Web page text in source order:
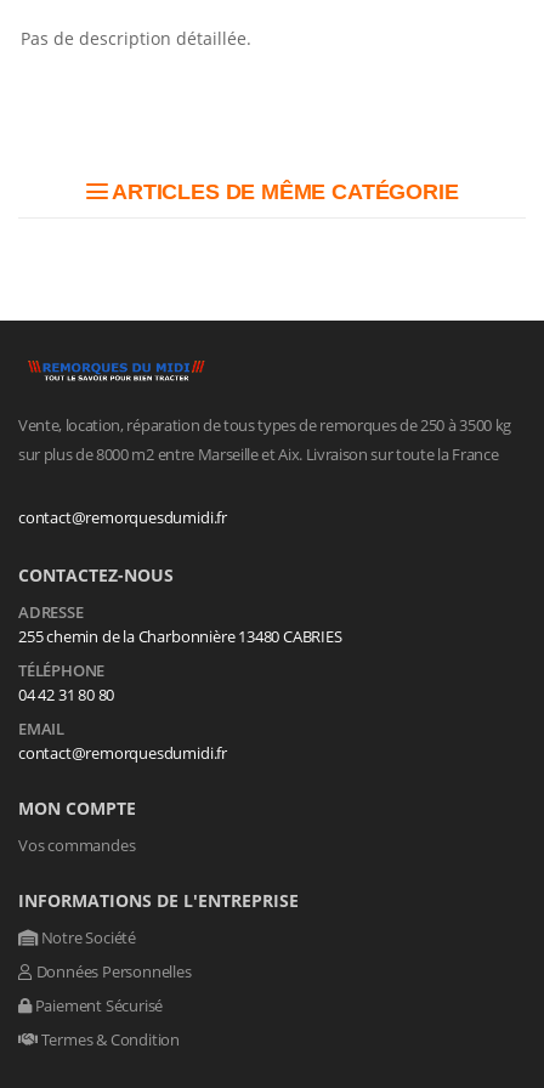
Pas de description détaillée.
ARTICLES DE MÊME CATÉGORIE
Vente, location, réparation de tous types de remorques de 250 à 3500 kg
sur plus de 8000 m2 entre Marseille et Aix. Livraison sur toute la France
contact@remorquesdumidi.fr
CONTACTEZ-NOUS
ADRESSE
255 chemin de la Charbonnière 13480 CABRIES
TÉLÉPHONE
04 42 31 80 80
EMAIL
contact@remorquesdumidi.fr
MON COMPTE
Vos commandes
INFORMATIONS DE L'ENTREPRISE
Notre Société
Données Personnelles
Paiement Sécurisé
Termes & Condition